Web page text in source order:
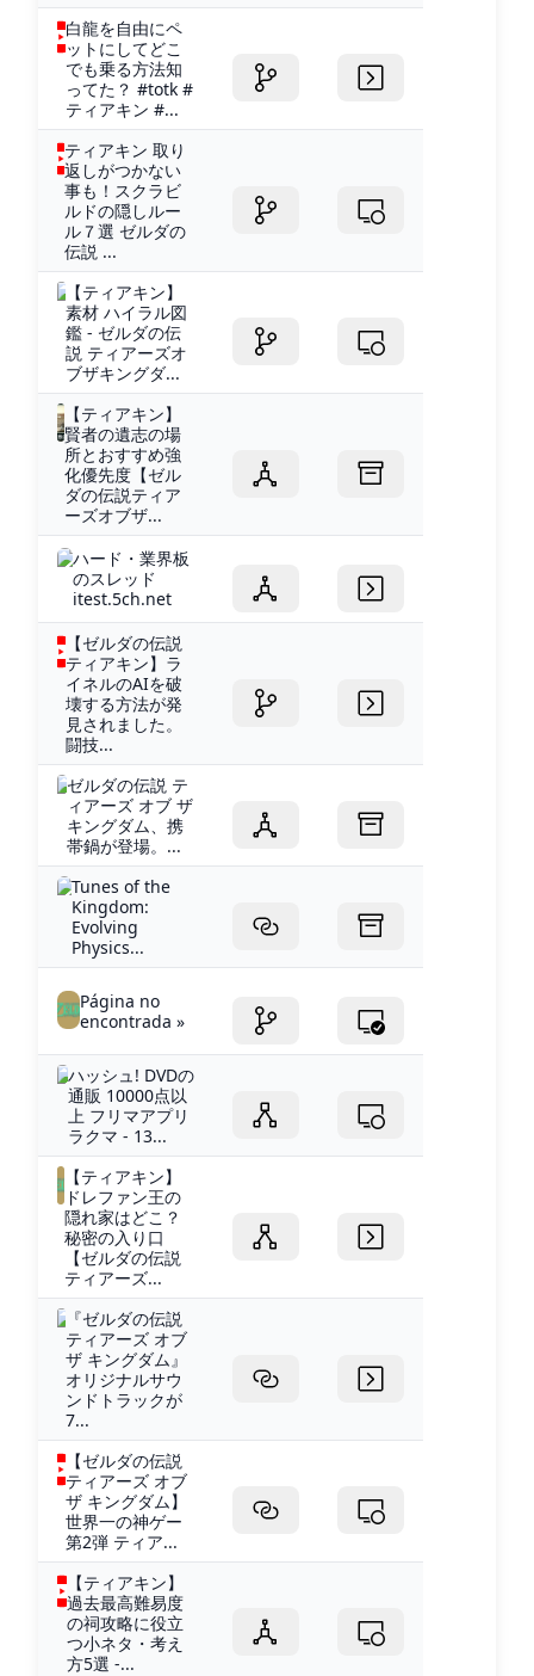
白龍を自由にペ
ットにしてどこ
でも乗る方法知
ってた？ #totk #
ティアキン #...
ティアキン 取り
返しがつかない
事も！スクラビ
ルドの隠しルー
ル７選 ゼルダの
伝説 ...
【ティアキン】
素材 ハイラル図
鑑 - ゼルダの伝
説 ティアーズオ
ブザキングダ...
【ティアキン】
賢者の遺志の場
所とおすすめ強
化優先度【ゼル
ダの伝説ティア
ーズオブザ...
ハード・業界板
のスレッド
itest.5ch.net
【ゼルダの伝説
ティアキン】ラ
イネルのAIを破
壊する方法が発
見されました。
闘技...
ゼルダの伝説 テ
ィアーズ オブ ザ
キングダム、携
帯鍋が登場。...
Tunes of the
Kingdom:
Evolving
Physics...
Página no
encontrada »
ハッシュ! DVDの
通販 10000点以
上 フリマアプリ
ラクマ - 13...
【ティアキン】
ドレファン王の
隠れ家はどこ？
秘密の入り口
【ゼルダの伝説
ティアーズ...
『ゼルダの伝説
ティアーズ オブ
ザ キングダム』
オリジナルサウ
ンドトラックが
7...
【ゼルダの伝説
ティアーズ オブ
ザ キングダム】
世界一の神ゲー
第2弾 ティア...
【ティアキン】
過去最高難易度
の祠攻略に役立
つ小ネタ・考え
方5選 -...